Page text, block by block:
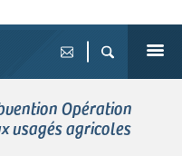
Opération
usagés agricoles